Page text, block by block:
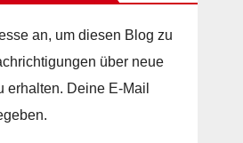
an, um diesen Blog zu
über neue
erhalten. Deine E-Mail